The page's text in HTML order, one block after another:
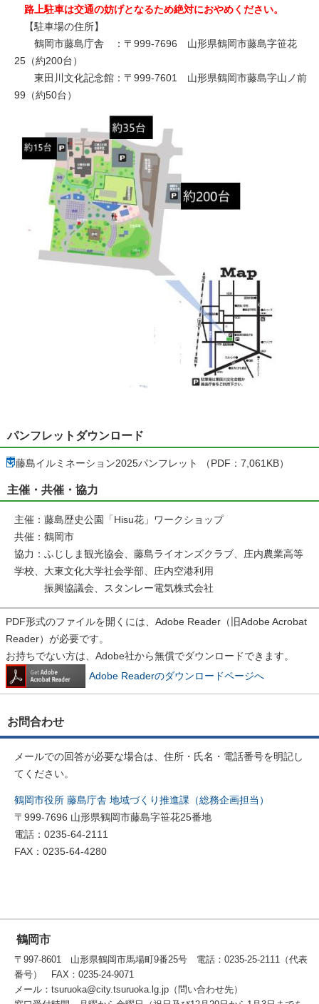
路上駐車は交通の妨げとなるため絶対におやめください。
【駐車場の住所】
鶴岡市藤島庁舎 ：〒999-7696 山形県鶴岡市藤島字笹花
25（約200台）
東田川文化記念館：〒999-7601 山形県鶴岡市藤島字山ノ前
99（約50台）
パンフレットダウンロード
藤島イルミネーション2025パンフレット （PDF：7,061KB）
主催・共催・協力
主催：藤島歴史公園「Hisu花」ワークショップ
共催：鶴岡市
協力：ふじしま観光協会、藤島ライオンズクラブ、庄内農業高等
学校、大東文化大学社会学部、庄内空港利用
振興協議会、スタンレー電気株式会社
PDF形式のファイルを開くには、Adobe Reader（旧Adobe Acrobat
Reader）が必要です。
お持ちでない方は、Adobe社から無償でダウンロードできます。
Adobe Readerのダウンロードページへ
お問合わせ
メールでの回答が必要な場合は、住所・氏名・電話番号を明記し
てください。
鶴岡市役所 藤島庁舎 地域づくり推進課（総務企画担当）
〒999-7696 山形県鶴岡市藤島字笹花25番地
電話：0235-64-2111
FAX：0235-64-4280
鶴岡市
〒997-8601 山形県鶴岡市馬場町9番25号 電話：0235-25-2111（代表
番号） FAX：0235-24-9071
メール：tsuruoka@city.tsuruoka.lg.jp（問い合わせ先）